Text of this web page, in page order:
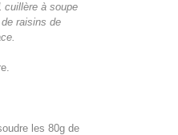
cuillère à soupe
raisins de
les 80g de